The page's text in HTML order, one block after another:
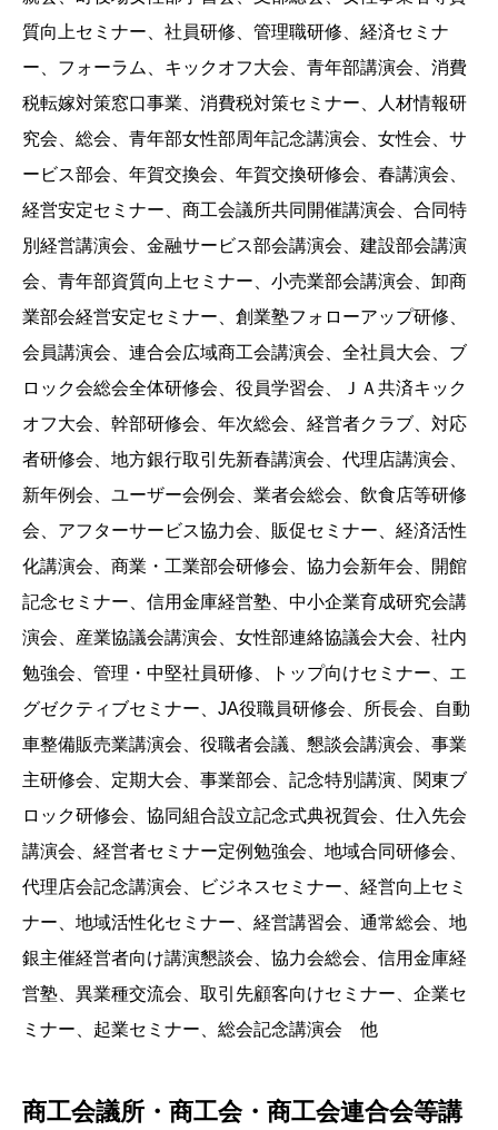
質向上セミナー、社員研修、管理職研修、経済セミナ
ー、フォーラム、キックオフ大会、青年部講演会、消費
税転嫁対策窓口事業、消費税対策セミナー、人材情報研
究会、総会、青年部女性部周年記念講演会、女性会、サ
ービス部会、年賀交換会、年賀交換研修会、春講演会、
経営安定セミナー、商工会議所共同開催講演会、合同特
別経営講演会、金融サービス部会講演会、建設部会講演
会、青年部資質向上セミナー、小売業部会講演会、卸商
業部会経営安定セミナー、創業塾フォローアップ研修、
会員講演会、連合会広域商工会講演会、全社員大会、ブ
ロック会総会全体研修会、役員学習会、ＪＡ共済キック
オフ大会、幹部研修会、年次総会、経営者クラブ、対応
者研修会、地方銀行取引先新春講演会、代理店講演会、
新年例会、ユーザー会例会、業者会総会、飲食店等研修
会、アフターサービス協力会、販促セミナー、経済活性
化講演会、商業・工業部会研修会、協力会新年会、開館
記念セミナー、信用金庫経営塾、中小企業育成研究会講
演会、産業協議会講演会、女性部連絡協議会大会、社内
勉強会、管理・中堅社員研修、トップ向けセミナー、エ
グゼクティブセミナー、JA役職員研修会、所長会、自動
車整備販売業講演会、役職者会議、懇談会講演会、事業
主研修会、定期大会、事業部会、記念特別講演、関東ブ
ロック研修会、協同組合設立記念式典祝賀会、仕入先会
講演会、経営者セミナー定例勉強会、地域合同研修会、
代理店会記念講演会、ビジネスセミナー、経営向上セミ
ナー、地域活性化セミナー、経営講習会、通常総会、地
銀主催経営者向け講演懇談会、協力会総会、信用金庫経
営塾、異業種交流会、取引先顧客向けセミナー、企業セ
ミナー、起業セミナー、総会記念講演会 他
商工会議所・商工会・商工会連合会等講